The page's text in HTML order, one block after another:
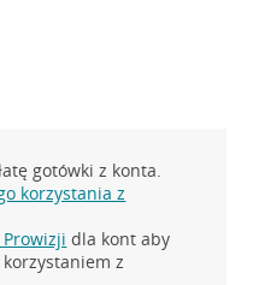
gotówki z konta.
korzystania z
Prowizji dla kont aby
z